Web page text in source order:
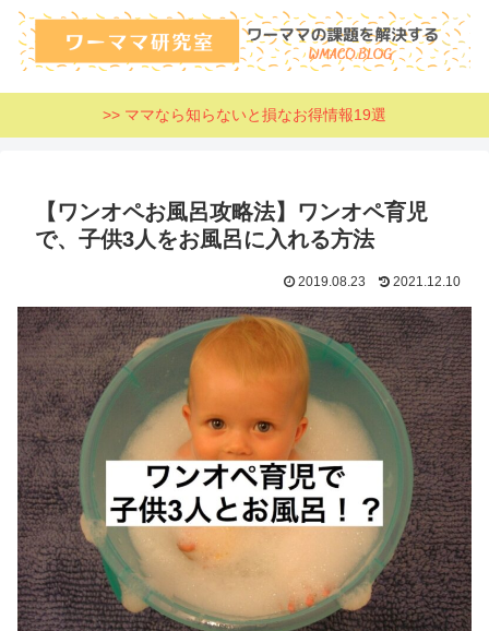
>> ママなら知らないと損なお得情報19選
【ワンオペお風呂攻略法】ワンオペ育児
で、子供3人をお風呂に入れる方法
2019.08.23 2021.12.10